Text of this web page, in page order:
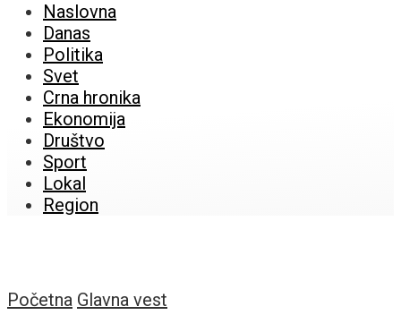
Naslovna
Danas
Politika
Svet
Crna hronika
Ekonomija
Društvo
Sport
Lokal
Region
Početna Glavna vest